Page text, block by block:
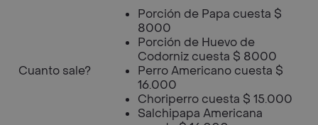
Cuanto sale?
Porción de Papa cuesta $
8000
Porción de Huevo de
Codorniz cuesta $ 8000
Perro Americano cuesta $
16.000
Choriperro cuesta $ 15.000
Salchipapa Americana